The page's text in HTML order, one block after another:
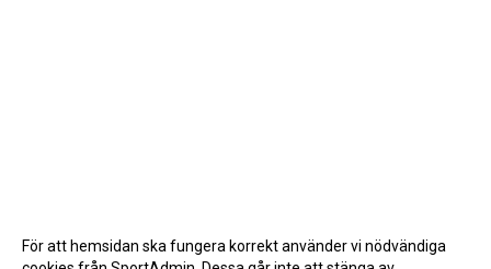
För att hemsidan ska fungera korrekt använder vi nödvändiga